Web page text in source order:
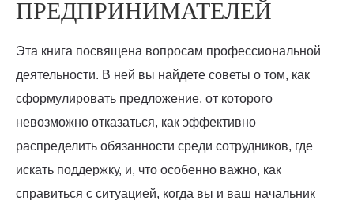
ПРЕДПРИНИМАТЕЛЕЙ
Эта книга посвящена вопросам профессиональной
деятельности. В ней вы найдете советы о том, как
сформулировать предложение, от которого
невозможно отказаться, как эффективно
распределить обязанности среди сотрудников, где
искать поддержку, и, что особенно важно, как
справиться с ситуацией, когда вы и ваш начальник